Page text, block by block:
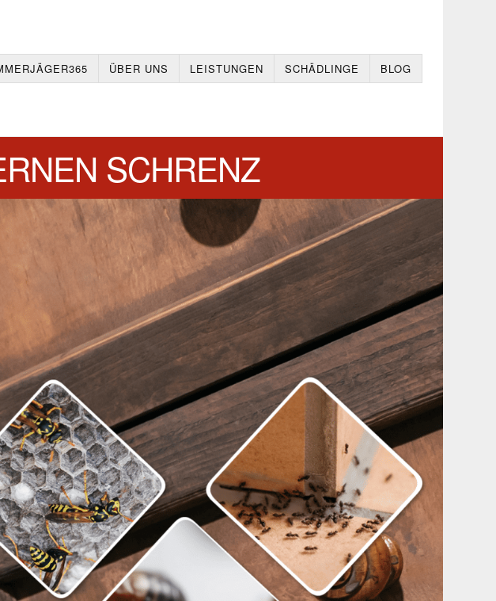
ÜBER UNS LEISTUNGEN SCHÄDLINGE BLOG
SCHRENZ